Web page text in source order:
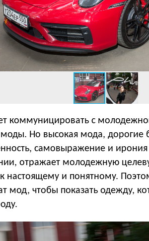
коммуницировать с
Но высокая мода, дорогие
самовыражение и
отражает молодежную
настоящему и понятному.
мод, чтобы показать одежду,